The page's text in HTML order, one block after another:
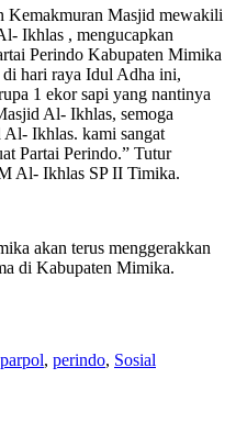
Kemakmuran Masjid mewakili
Ikhlas , mengucapkan
Perindo Kabupaten Mimika
di hari raya Idul Adha ini,
1 ekor sapi yang nantinya
Al- Ikhlas, semoga
Al- Ikhlas. kami sangat
Partai Perindo.” Tutur
Al- Ikhlas SP II Timika.
akan terus menggerakkan
di Kabupaten Mimika.
parpol, perindo, Sosial